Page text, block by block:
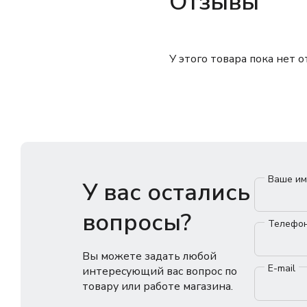
У этого товара пока нет
У вас остались
вопросы?
Вы можете задать любой
интересующий вас вопрос по
товару или работе магазина.
Ваше
E-mail